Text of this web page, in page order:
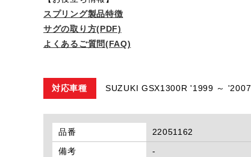
スプリング製品特徴
サグの取り方(PDF)
よくあるご質問(FAQ)
対応車種 SUZUKI GSX1300R '1999 ～ '2007
品番 22051162
備考
-